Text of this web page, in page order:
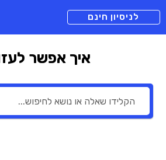
לניסיון חינם
איך אפשר